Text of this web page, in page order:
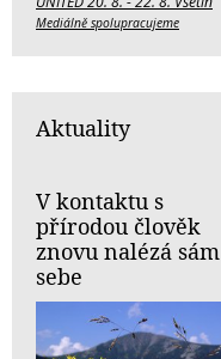
Mediálně spolupracujeme
Aktuality
V kontaktu s
přírodou člověk
znovu nalézá sám
sebe